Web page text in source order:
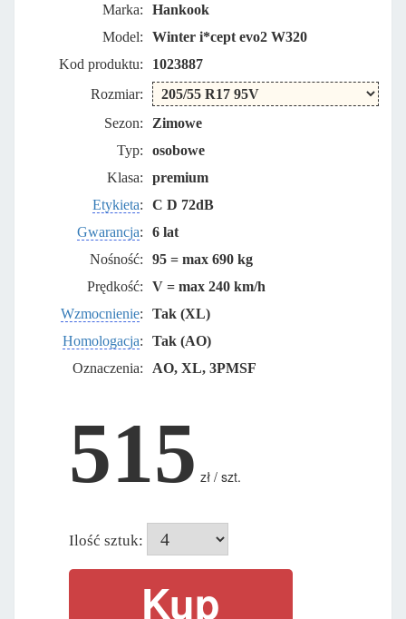
Marka:
Hankook
Model:
Winter i*cept evo2 W320
Kod produktu:
1023887
Rozmiar:
Sezon:
Zimowe
Typ:
osobowe
Klasa:
premium
Etykieta:
C D 72dB
Gwarancja:
6 lat
Nośność:
95 = max 690 kg
Prędkość:
V = max 240 km/h
Wzmocnienie:
Tak (XL)
Homologacja:
Tak (AO)
Oznaczenia:
AO, XL, 3PMSF
515 zł / szt.
Ilość sztuk: